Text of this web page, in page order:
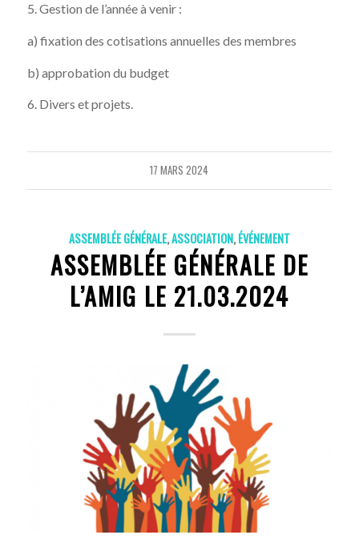
5. Gestion de l’année à venir :
a) fixation des cotisations annuelles des membres
b) approbation du budget
6. Divers et projets.
17 MARS 2024
ASSEMBLÉE GÉNÉRALE,ASSOCIATION,ÉVÉNEMENT
ASSEMBLÉE GÉNÉRALE DE
L’AMIG LE 21.03.2024